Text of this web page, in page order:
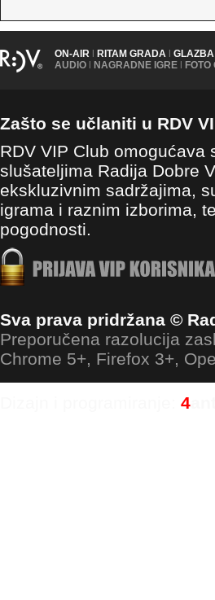
ON-AIR | RITAM GRADA | GLAZBA
AUDIO | NAGRADNE IGRE |
Zašto se učlaniti u RDV
RDV VIP Club omogućava
slušateljima Radija Dobre
ekskluzivnim sadržajima,
igrama i raznim izborima,
pogodnosti.
Sva prava pridržana ©
Preporučena razolucija
Chrome 5+, Firefox 3+,
4